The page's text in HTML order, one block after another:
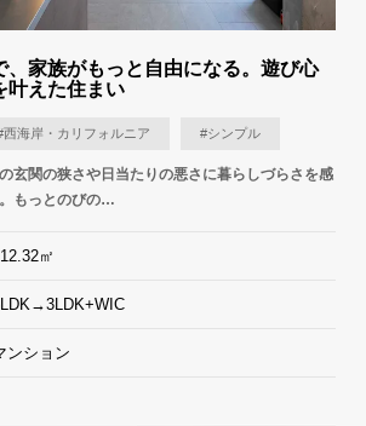
、家族がもっと自由になる。遊び心
叶えた住まい
西海岸・カリフォルニア #シンプル
玄関の狭さや日当たりの悪さに暮らしづらさを感
もっとのびの…
㎡
ンション